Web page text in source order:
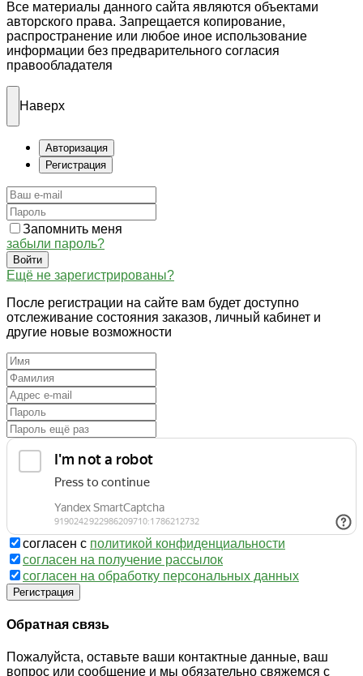
Все материалы данного сайта являются объектами
авторского права. Запрещается копирование,
распространение или любое иное использование
информации без предварительного согласия
правообладателя
Наверх
Авторизация
Регистрация
Запомнить меня
забыли пароль?
Войти
Ещё не зарегистрированы?
После регистрации на сайте вам будет доступно
отслеживание состояния заказов, личный кабинет и
другие новые возможности
согласен с политикой конфиденциальности
согласен на получение рассылок
согласен на обработку персональных данных
Регистрация
Обратная связь
Пожалуйста, оставьте ваши контактные данные, ваш
вопрос или сообщение и мы обязательно свяжемся с